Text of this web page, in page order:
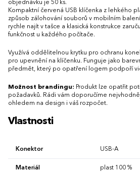
objednávku je 50 ks.
Kompaktní červená USB klíčenka z lehkého
způsob zálohování souborů v mobilním
rychle najít v tašce a klasická konstrukce
funkčnost u každého počítače.
Využívá oddělitelnou krytku pro ochranu
pro upevnění na klíčenku. Funguje jako
předmět, který po opatření logem podpoří
Možnost brandingu: Produkt lze opatřit
požadavků. Rádi vám doporučíme
ohledem na design i váš rozpočet.
Vlastnosti
Konektor USB-A
Materiál plast 100 %